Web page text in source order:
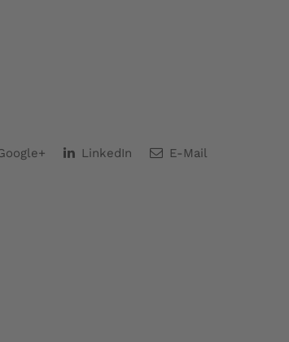
LinkedIn E-Mail